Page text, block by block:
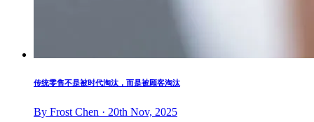
传统零售不是被时代淘汰，而是被顾客淘汰
By Frost Chen · 20th Nov, 2025